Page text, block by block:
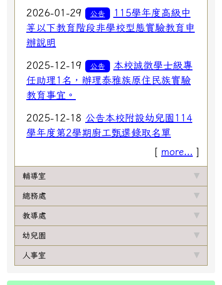
2026-01-29 公告
115學年度高級中
等以下教育階段非學校型態實驗教育申
辦說明
2025-12-19 公告
本校誠徵學士級專
任助理1名，辦理泰雅族原住民族實驗
教育事宜。
2025-12-18 公告本校附設幼兒園114
學年度第2學期廚工甄選錄取名單
[ more... ]
輔導室
總務處
教導處
幼兒園
人事室